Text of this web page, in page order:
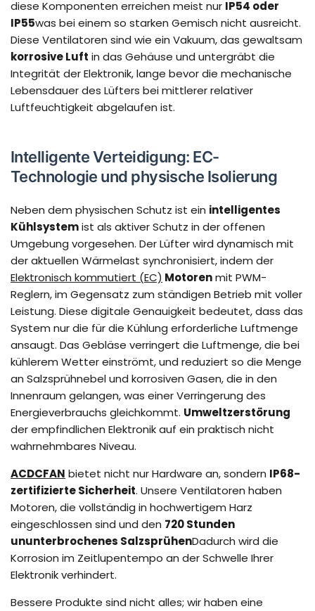
diese Komponenten erreichen meist nur IP54 oder
IP55was bei einem so starken Gemisch nicht ausreicht.
Diese Ventilatoren sind wie ein Vakuum, das gewaltsam
korrosive Luft in das Gehäuse und untergräbt die
Integrität der Elektronik, lange bevor die mechanische
Lebensdauer des Lüfters bei mittlerer relativer
Luftfeuchtigkeit abgelaufen ist.
Intelligente Verteidigung: EC-
Technologie und physische Isolierung
Neben dem physischen Schutz ist ein intelligentes
Kühlsystemist als aktiver Schutz in der offenen
Umgebung vorgesehen. Der Lüfter wird dynamisch mit
der aktuellen Wärmelast synchronisiert, indem der
Elektronisch kommutiert (EC) Motorenmit PWM-
Reglern, im Gegensatz zum ständigen Betrieb mit voller
Leistung. Diese digitale Genauigkeit bedeutet, dass das
System nur die für die Kühlung erforderliche Luftmenge
ansaugt. Das Gebläse verringert die Luftmenge, die bei
kühlerem Wetter einströmt, und reduziert so die Menge
an Salzsprühnebel und korrosiven Gasen, die in den
Innenraum gelangen, was einer Verringerung des
Energieverbrauchs gleichkommt. Umweltzerstörung
der empfindlichen Elektronik auf ein praktisch nicht
wahrnehmbares Niveau.
ACDCFAN bietet nicht nur Hardware an, sondern IP68-
zertifizierte Sicherheit. Unsere Ventilatoren haben
Motoren, die vollständig in hochwertigem Harz
eingeschlossen sind und den 720 Stunden
ununterbrochenes SalzsprühenDadurch wird die
Korrosion im Zeitlupentempo an der Schwelle Ihrer
Elektronik verhindert.
Bessere Produkte sind nicht alles; wir haben eine